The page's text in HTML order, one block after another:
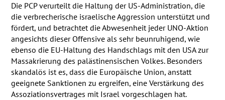
Die PCPverurteilt die Haltung der US-Administration, die
die verbrecherische israelische Aggression unterstützt und
fördert, und betrachtet die Abwesenheit jeder UNO-Aktion
angesichts dieser Offensive als sehr beunruhigend, wie
ebenso die EU-Haltung des Handschlags mit den USAzur
Massakrierung des palästinensischen Volkes. Besonders
skandalös ist es, dass die Europäische Union, anstatt
geeignete Sanktionen zu ergreifen, eine Verstärkung des
Assoziationsvertrages mit Israel vorgeschlagen hat.